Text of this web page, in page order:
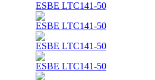
ESBE LTC141-50
ESBE LTC141-50
ESBE LTC141-50
ESBE LTC141-50